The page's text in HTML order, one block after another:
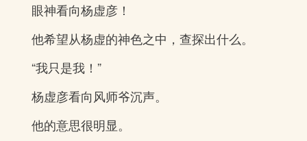
眼神看向杨虚彦！
他希望从杨虚的神色之中，查探出什么。
“我只是我！”
杨虚彦看向风师爷沉声。
他的意思很明显。